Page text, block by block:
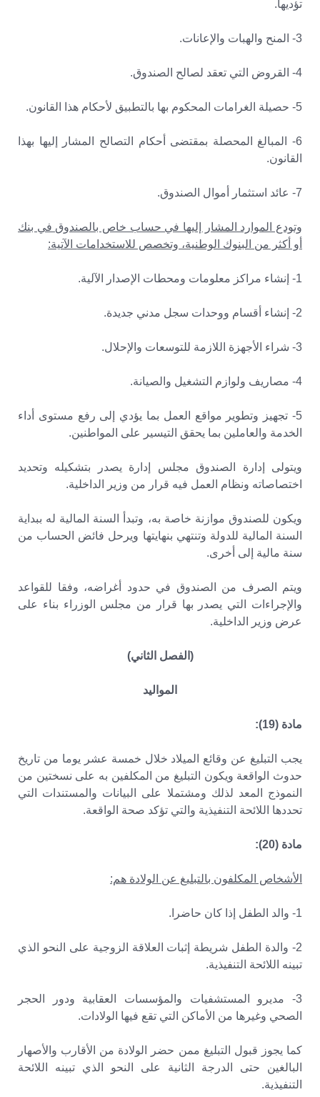
تؤديها.
3- المنح والهبات والإعانات.
4- القروض التي تعقد لصالح الصندوق.
5- حصيلة الغرامات المحكوم بها بالتطبيق لأحكام هذا القانون.
6- المبالغ المحصلة بمقتضى أحكام التصالح المشار إليها بهذا
القانون.
7- عائد استثمار أموال الصندوق.
وتودع الموارد المشار إليها في حساب خاص بالصندوق في بنك
أو أكثر من البنوك الوطنية، وتخصص للاستخدامات الآتية:
1- إنشاء مراكز معلومات ومحطات الإصدار الآلية.
2- إنشاء أقسام ووحدات سجل مدني جديدة.
3- شراء الأجهزة اللازمة للتوسعات والإحلال.
4- مصاريف ولوازم التشغيل والصيانة.
5- تجهيز وتطوير مواقع العمل بما يؤدي إلى رفع مستوى أداء
الخدمة والعاملين بما يحقق التيسير على المواطنين.
ويتولى إدارة الصندوق مجلس إدارة يصدر بتشكيله وتحديد
اختصاصاته ونظام العمل فيه قرار من وزير الداخلية.
ويكون للصندوق موازنة خاصة به، وتبدأ السنة المالية له ببداية
السنة المالية للدولة وتنتهي بنهايتها ويرحل فائض الحساب من
سنة مالية إلى أخرى.
ويتم الصرف من الصندوق في حدود أغراضه، وفقا للقواعد
والإجراءات التي يصدر بها قرار من مجلس الوزراء بناء على
عرض وزير الداخلية.
(الفصل الثاني)
المواليد
مادة (19):
يجب التبليغ عن وقائع الميلاد خلال خمسة عشر يوما من تاريخ
حدوث الواقعة ويكون التبليغ من المكلفين به على نسختين من
النموذج المعد لذلك ومشتملا على البيانات والمستندات التي
تحددها اللائحة التنفيذية والتي تؤكد صحة الواقعة.
مادة (20):
الأشخاص المكلفون بالتبليغ عن الولادة هم:
1- والد الطفل إذا كان حاضرا.
2- والدة الطفل شريطة إثبات العلاقة الزوجية على النحو الذي
تبينه اللائحة التنفيذية.
3- مديرو المستشفيات والمؤسسات العقابية ودور الحجر
الصحي وغيرها من الأماكن التي تقع فيها الولادات.
كما يجوز قبول التبليغ ممن حضر الولادة من الأقارب والأصهار
البالغين حتى الدرجة الثانية على النحو الذي تبينه اللائحة
التنفيذية.